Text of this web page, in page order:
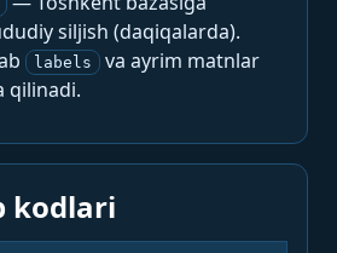
siljish (daqiqalarda).
labels
va ayrim matnlar
qilinadi.
kodlari